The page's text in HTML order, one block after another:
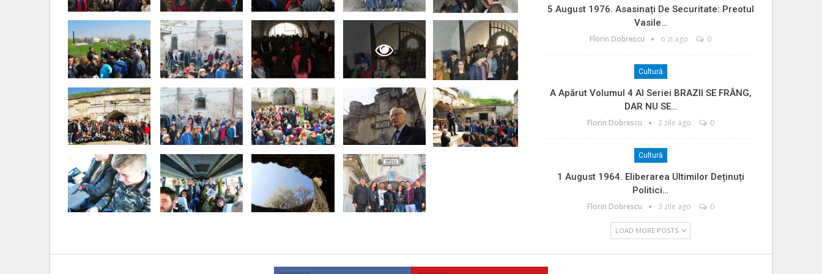
5 August 1976. Asasinați De Securitate: Preotul
Vasile…
Florin Dobrescu o zi ago 0
Cultură
A Apărut Volumul 4 Al Seriei BRAZII SE FRÂNG,
DAR NU SE…
Florin Dobrescu 2 zile ago 0
Cultură
1 August 1964. Eliberarea Ultimilor Deținuți
Politici…
Florin Dobrescu 3 zile ago 0
LOAD MORE POSTS